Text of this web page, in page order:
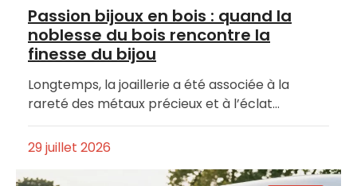
Passion bijoux en bois : quand la
noblesse du bois rencontre la
finesse du bijou
Longtemps, la joaillerie a été associée à la
rareté des métaux précieux et à l’éclat…
29 juillet 2026